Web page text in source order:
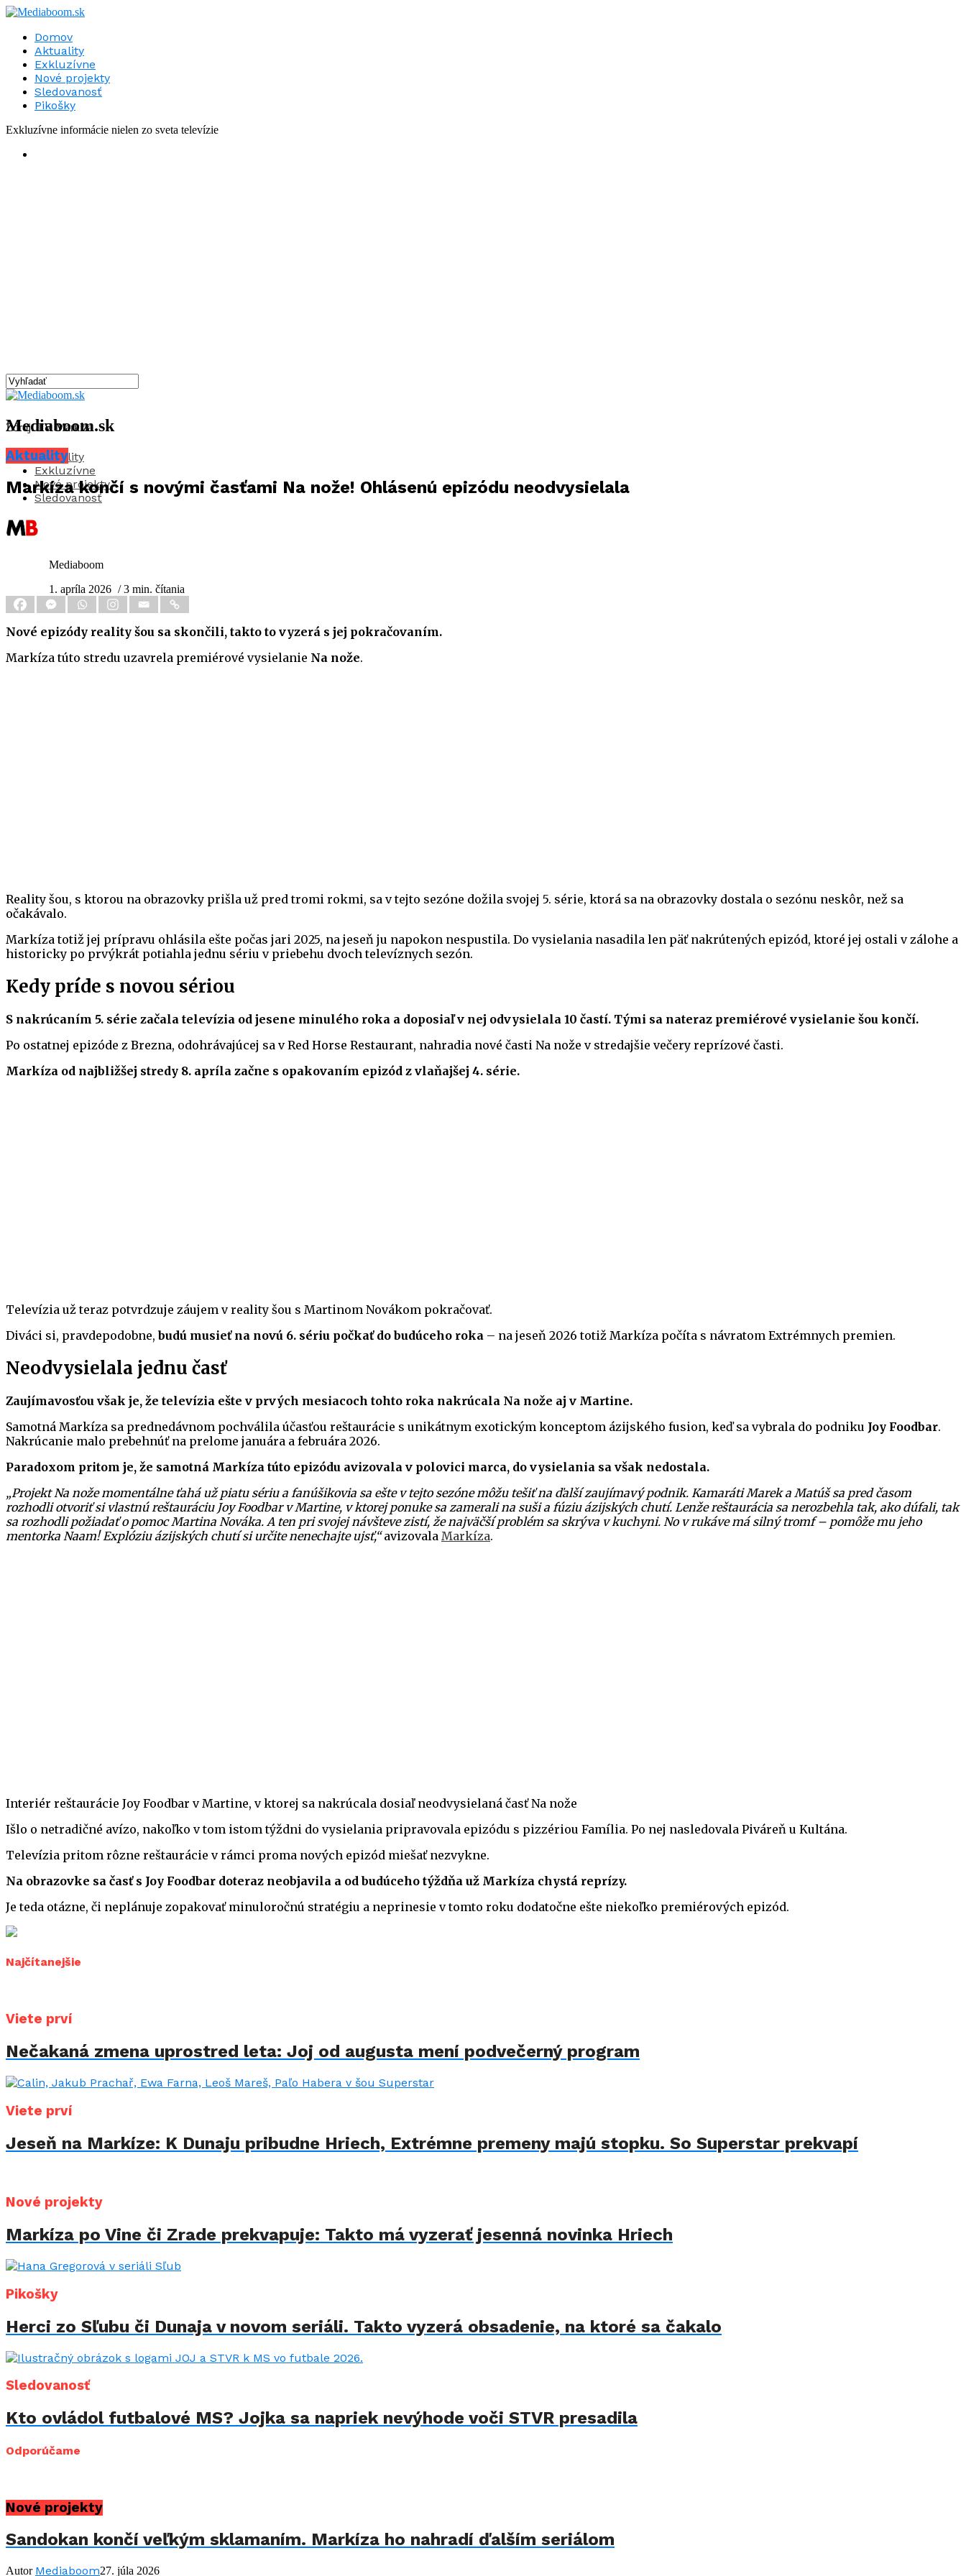
Domov
Aktuality
Exkluzívne
Nové projekty
Sledovanosť
Pikošky
Exkluzívne informácie nielen zo sveta televízie
Mediaboom.sk
Aktuality
Exkluzívne
Nové projekty
Sledovanosť
Zdroj: TV Markíza
Aktuality
Markíza končí s novými časťami Na nože! Ohlásenú epizódu neodvysielala
Mediaboom
1. apríla 2026 / 3 min. čítania
Nové epizódy reality šou sa skončili, takto to vyzerá s jej pokračovaním.
Markíza túto stredu uzavrela premiérové vysielanie Na nože.
Reality šou, s ktorou na obrazovky prišla už pred tromi rokmi, sa v tejto sezóne dožila svojej 5. série, ktorá sa na obrazovky dostala o sezónu neskôr, než sa
očakávalo.
Markíza totiž jej prípravu ohlásila ešte počas jari 2025, na jeseň ju napokon nespustila. Do vysielania nasadila len päť nakrútených epizód, ktoré jej ostali v zálohe a
historicky po prvýkrát potiahla jednu sériu v priebehu dvoch televíznych sezón.
Kedy príde s novou sériou
S nakrúcaním 5. série začala televízia od jesene minulého roka a doposiaľ v nej odvysielala 10 častí. Tými sa nateraz premiérové vysielanie šou končí.
Po ostatnej epizóde z Brezna, odohrávajúcej sa v Red Horse Restaurant, nahradia nové časti Na nože v stredajšie večery reprízové časti.
Markíza od najbližšej stredy 8. apríla začne s opakovaním epizód z vlaňajšej 4. série.
Televízia už teraz potvrdzuje záujem v reality šou s Martinom Novákom pokračovať.
Diváci si, pravdepodobne,budú musieť na novú 6. sériu počkať do budúceho roka – na jeseň 2026 totiž Markíza počíta s návratom Extrémnych premien.
Neodvysielala jednu časť
Zaujímavosťou však je, že televízia ešte v prvých mesiacoch tohto roka nakrúcala Na nože aj v Martine.
Samotná Markíza sa prednedávnom pochválila účasťou reštaurácie s unikátnym exotickým konceptom ázijského fusion, keď sa vybrala do podniku Joy Foodbar.
Nakrúcanie malo prebehnúť na prelome januára a februára 2026.
Paradoxom pritom je, že samotná Markíza túto epizódu avizovala v polovici marca, do vysielania sa však nedostala.
„Projekt Na nože momentálne ťahá už piatu sériu a fanúšikovia sa ešte v tejto sezóne môžu tešiť na ďalší zaujímavý podnik. Kamaráti Marek a Matúš sa pred časom
rozhodli otvoriť si vlastnú reštauráciu Joy Foodbar v Martine, v ktorej ponuke sa zamerali na suši a fúziu ázijských chutí. Lenže reštaurácia sa nerozbehla tak, ako dúfali, tak
sa rozhodli požiadať o pomoc Martina Nováka. A ten pri svojej návšteve zistí, že najväčší problém sa skrýva v kuchyni. No v rukáve má silný tromf – pomôže mu jeho
mentorka Naam! Explóziu ázijských chutí si určite nenechajte ujsť,“avizovala Markíza.
Interiér reštaurácie Joy Foodbar v Martine, v ktorej sa nakrúcala dosiaľ neodvysielaná časť Na nože
Išlo o netradičné avízo, nakoľko v tom istom týždni do vysielania pripravovala epizódu s pizzériou Família. Po nej nasledovala Piváreň u Kultána.
Televízia pritom rôzne reštaurácie v rámci proma nových epizód miešať nezvykne.
Na obrazovke sa časť s Joy Foodbar doteraz neobjavila a od budúceho týždňa už Markíza chystá reprízy.
Je teda otázne, či neplánuje zopakovať minuloročnú stratégiu a neprinesie v tomto roku dodatočne ešte niekoľko premiérových epizód.
Najčítanejšie
Viete prví
Nečakaná zmena uprostred leta: Joj od augusta mení podvečerný program
Viete prví
Jeseň na Markíze: K Dunaju pribudne Hriech, Extrémne premeny majú stopku. So Superstar prekvapí
Nové projekty
Markíza po Vine či Zrade prekvapuje: Takto má vyzerať jesenná novinka Hriech
Pikošky
Herci zo Sľubu či Dunaja v novom seriáli. Takto vyzerá obsadenie, na ktoré sa čakalo
Sledovanosť
Kto ovládol futbalové MS? Jojka sa napriek nevýhode voči STVR presadila
Odporúčame
Nové projekty
Sandokan končí veľkým sklamaním. Markíza ho nahradí ďalším seriálom
Autor Mediaboom27. júla 2026